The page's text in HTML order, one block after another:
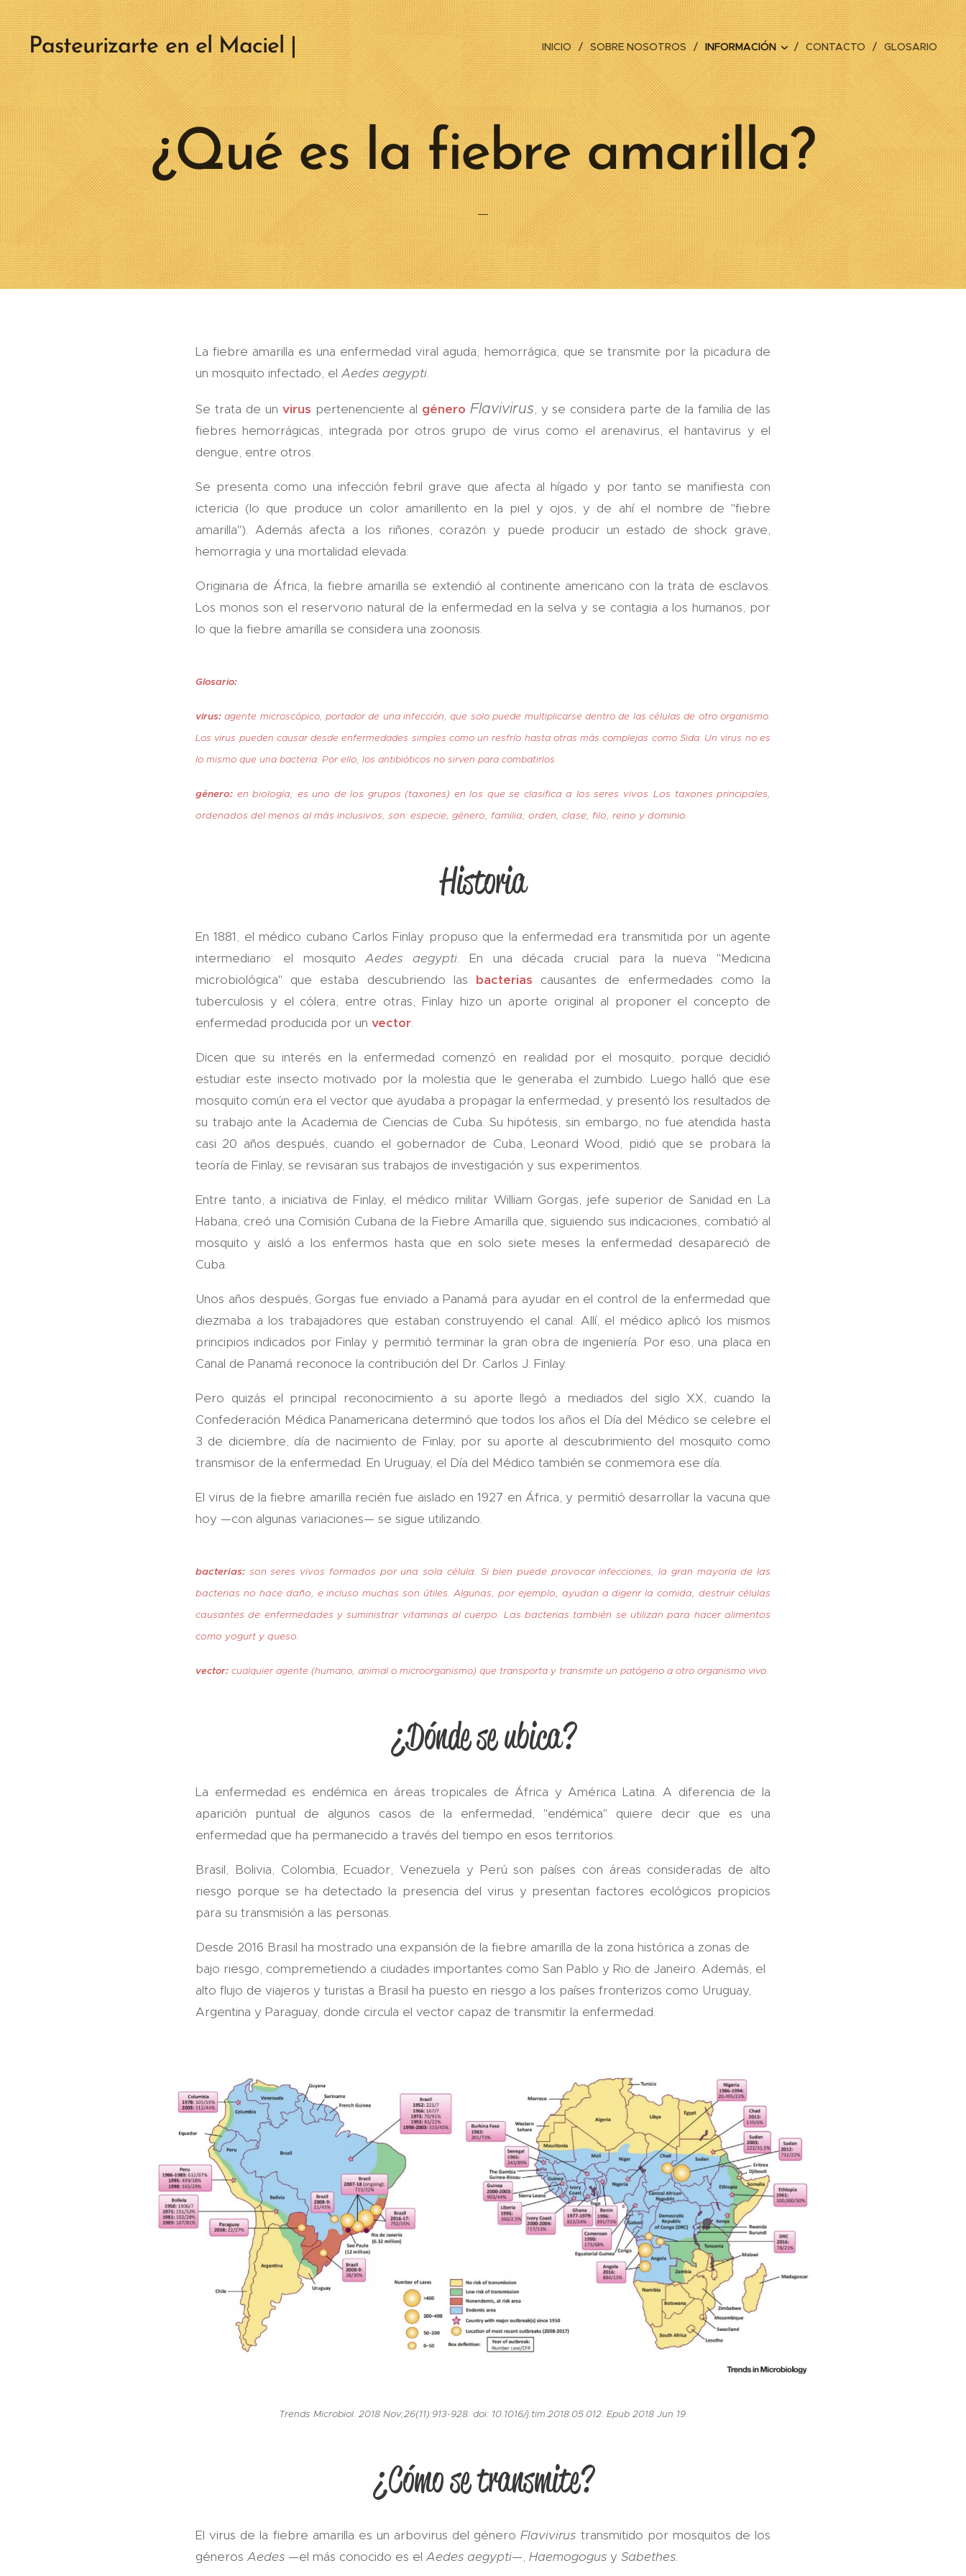
Pasteurizarte en el Maciel |
2019
INICIO SOBRE NOSOTROS INFORMACIÓN CONTACTO GLOSARIO
¿Qué es la fiebre amarilla?
—
La fiebre amarilla es una enfermedad viral aguda, hemorrágica, que se transmite por la picadura de
un mosquito infectado, el Aedes aegypti.
Se trata de un virus pertenenciente al género Flavivirus, y se considera parte de la familia de las
fiebres hemorrágicas, integrada por otros grupo de virus como el arenavirus, el hantavirus y el
dengue, entre otros.
Se presenta como una infección febril grave que afecta al hígado y por tanto se manifiesta con
ictericia (lo que produce un color amarillento en la piel y ojos, y de ahí el nombre de "fiebre
amarilla"). Además afecta a los riñones, corazón y puede producir un estado de shock grave,
hemorragia y una mortalidad elevada.
Originaria de África, la fiebre amarilla se extendió al continente americano con la trata de esclavos.
Los monos son el reservorio natural de la enfermedad en la selva y se contagia a los humanos, por
lo que la fiebre amarilla se considera una zoonosis.
Glosario:
virus:agente microscópico, portador de una infección, que solo puede multiplicarse dentro de las células de otro organismo.
Los virus pueden causar desde enfermedades simples como un resfrío hasta otras más complejas como Sida. Un virus no es
lo mismo que una bacteria. Por ello, los antibióticos no sirven para combatirlos.
género: en biología, es uno de los grupos (taxones) en los que se clasifica a los seres vivos. Los taxones principales,
ordenados del menos al más inclusivos, son: especie, género, familia, orden, clase, filo, reino y dominio.
Historia
En 1881, el médico cubano Carlos Finlay propuso que la enfermedad era transmitida por un agente
intermediario: el mosquitoAedes aegypti. En una década crucial para la nueva "Medicina
microbiológica" que estaba descubriendo las bacterias causantes de enfermedades como la
tuberculosis y el cólera, entre otras, Finlay hizo un aporte original al proponer el concepto de
enfermedad producida por un vector.
Dicen que su interés en la enfermedad comenzó en realidad por el mosquito, porque decidió
estudiar este insecto motivado por la molestia que le generaba el zumbido. Luego halló que ese
mosquito común era el vector que ayudaba a propagar la enfermedad, y presentó los resultados de
su trabajo ante la Academia de Ciencias de Cuba. Su hipótesis, sin embargo, no fue atendida hasta
casi 20 años después, cuando el gobernador de Cuba, Leonard Wood, pidió que se probara la
teoría de Finlay, se revisaran sus trabajos de investigación y sus experimentos.
Entre tanto, a iniciativa de Finlay, el médico militar William Gorgas, jefe superior de Sanidad en La
Habana, creó una Comisión Cubana de la Fiebre Amarilla que, siguiendo sus indicaciones, combatió al
mosquito y aisló a los enfermos hasta que en solo siete meses la enfermedad desapareció de
Cuba.
Unos años después, Gorgas fue enviado a Panamá para ayudar en el control de la enfermedad que
diezmaba a los trabajadores que estaban construyendo el canal. Allí, el médico aplicó los mismos
principios indicados por Finlay y permitió terminar la gran obra de ingeniería. Por eso, una placa en
Canal de Panamá reconoce la contribución del Dr. Carlos J. Finlay.
Pero quizás el principal reconocimiento a su aporte llegó a mediados del siglo XX, cuando la
Confederación Médica Panamericana determinó que todos los años el Día del Médico se celebre el
3 de diciembre, día de nacimiento de Finlay, por su aporte al descubrimiento del mosquito como
transmisor de la enfermedad. En Uruguay, el Día del Médico también se conmemora ese día.
El virus de la fiebre amarilla recién fue aislado en 1927 en África, y permitió desarrollar la vacuna que
hoy —con algunas variaciones— se sigue utilizando.
bacterias: son seres vivos formados por una sola célula. Si bien puede provocar infecciones, la gran mayoría de las
bacterias no hace daño, e incluso muchas son útiles. Algunas, por ejemplo, ayudan a digerir la comida, destruir células
causantes de enfermedades y suministrar vitaminas al cuerpo. Las bacterias también se utilizan para hacer alimentos
como yogurt y queso.
vector: cualquier agente (humano, animal o microorganismo) que transporta y transmite un patógeno a otro organismo vivo.
¿Dónde se ubica?
La enfermedad es endémica en áreas tropicales de África y América Latina. A diferencia de la
aparición puntual de algunos casos de la enfermedad, "endémica" quiere decir que es una
enfermedad que ha permanecido a través del tiempo en esos territorios.
Brasil, Bolivia, Colombia, Ecuador, Venezuela y Perú son países con áreas consideradas de alto
riesgo porque se ha detectado la presencia del virus y presentan factores ecológicos propicios
para su transmisión a las personas.
Desde 2016 Brasil ha mostrado una expansión de la fiebre amarilla de la zona histórica a zonas de
bajo riesgo, compremetiendo a ciudades importantes como San Pablo y Rio de Janeiro. Además, el
alto flujo de viajeros y turistas a Brasil ha puesto en riesgo a los países fronterizos como Uruguay,
Argentina y Paraguay, donde circula el vector capaz de transmitir la enfermedad.
Trends Microbiol. 2018 Nov;26(11):913-928. doi: 10.1016/j.tim.2018.05.012. Epub 2018 Jun 19.
¿Cómo se transmite?
El virus de la fiebre amarilla es un arbovirus del géneroFlavivirus transmitido por mosquitos de los
géneros Aedes —el más conocido es el Aedes aegypti—, Haemogogus y Sabethes.